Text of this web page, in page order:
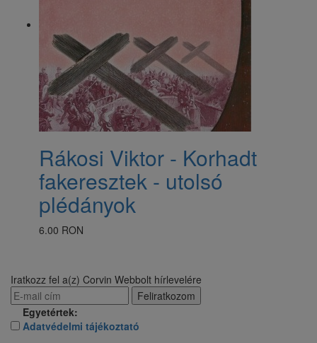
Rákosi Viktor - Korhadt
fakeresztek - utolsó
plédányok
6.00 RON
Iratkozz fel a(z) Corvin Webbolt hírlevelére
Egyetértek:
Adatvédelmi tájékoztató